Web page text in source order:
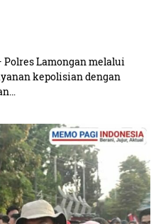
berlangsung
verifikasi dokumen,
institusi. (Wie)
Polres Lamongan melalui
kepolisian dengan